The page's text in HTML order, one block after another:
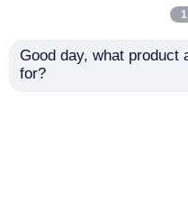
Good day, what product
for?